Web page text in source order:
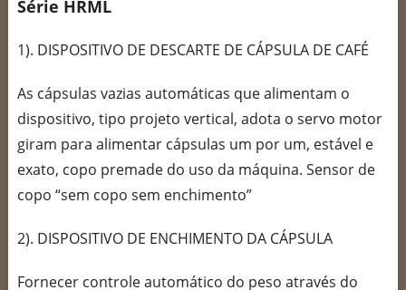
Série HRML
1). DISPOSITIVO DE DESCARTE DE CÁPSULA DE CAFÉ
As cápsulas vazias automáticas que alimentam o
dispositivo, tipo projeto vertical, adota o servo motor
giram para alimentar cápsulas um por um, estável e
exato, copo premade do uso da máquina. Sensor de
copo “sem copo sem enchimento”
2). DISPOSITIVO DE ENCHIMENTO DA CÁPSULA
Fornecer controle automático do peso através do